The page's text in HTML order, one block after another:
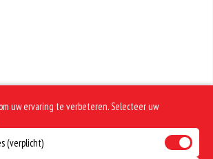
uw ervaring te verbeteren. Selecteer uw
(verplicht)